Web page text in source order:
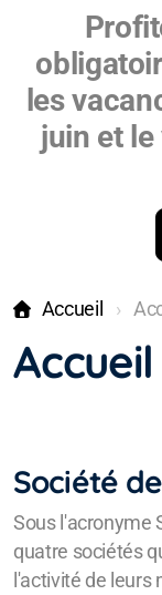
les
juin et
Accueil
Accueil
Société
Sous l'acronyme
quatre sociétés
l'activité de